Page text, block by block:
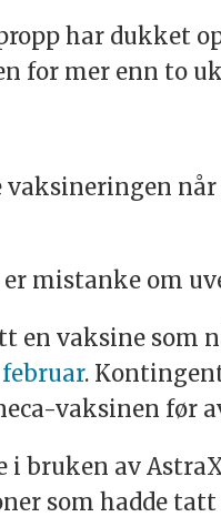
har dukket
for mer enn to
vaksineringen
mistanke om
vaksine som
.
vaksinen før
bruken av
som hadde